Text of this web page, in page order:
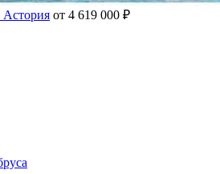
Астория от 4 619 000 ₽